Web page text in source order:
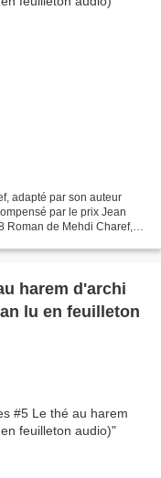
adapté par son auteur
par le prix Jean
Roman de Mehdi Charef,
harem d'archi
lu en feuilleton